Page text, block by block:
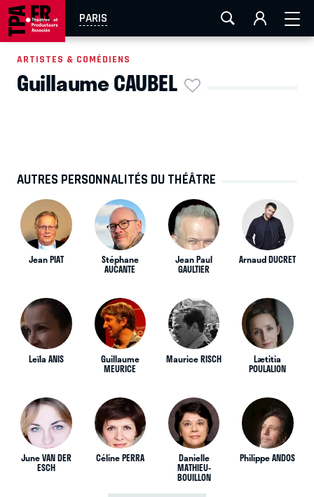
PARIS
AIX-MARSEILLE LA ROCHELLE
EN TOURNÉE
ARTISTES & COMÉDIENS
Guillaume CAUBEL
AUTRES PERSONNALITÉS DU THÉÂTRE
Jean PIAT Stéphane
AUCANTE
Jean Paul
GAULTIER
Arnaud DUCRET
Leïla ANIS Guillaume
MEURICE
Maurice RISCH Lætitia
POULALION
June VAN DER
ESCH
Céline PERRA Danielle
MATHIEU-
BOUILLON
Philippe ANDOS